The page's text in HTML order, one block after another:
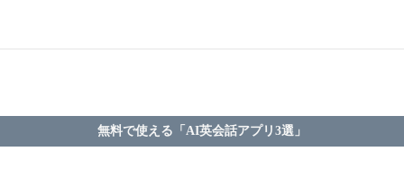
無料で使える「AI英会話アプリ3選」